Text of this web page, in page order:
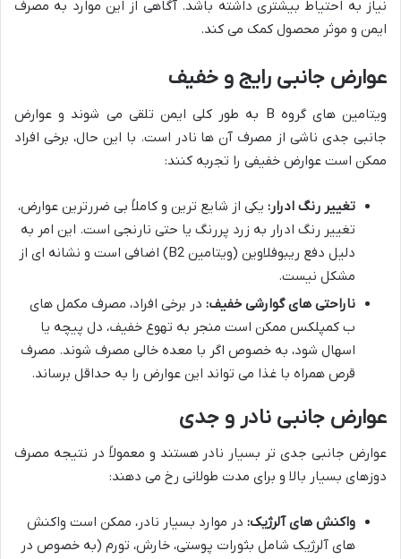
نیاز به احتیاط بیشتری داشته باشد. آگاهی از این موارد به مصرف
ایمن و موثر محصول کمک می کند.
عوارض جانبی رایج و خفیف
ویتامین های گروه B به طور کلی ایمن تلقی می شوند و عوارض
جانبی جدی ناشی از مصرف آن ها نادر است. با این حال، برخی افراد
ممکن است عوارض خفیفی را تجربه کنند:
تغییر رنگ ادرار: یکی از شایع ترین و کاملاً بی ضررترین عوارض،
تغییر رنگ ادرار به زرد پررنگ یا حتی نارنجی است. این امر به
دلیل دفع ریبوفلاوین (ویتامین B2) اضافی است و نشانه ای از
مشکل نیست.
ناراحتی های گوارشی خفیف: در برخی افراد، مصرف مکمل های
ب کمپلکس ممکن است منجر به تهوع خفیف، دل پیچه یا
اسهال شود، به خصوص اگر با معده خالی مصرف شوند. مصرف
قرص همراه با غذا می تواند این عوارض را به حداقل برساند.
عوارض جانبی نادر و جدی
عوارض جانبی جدی تر بسیار نادر هستند و معمولاً در نتیجه مصرف
دوزهای بسیار بالا و برای مدت طولانی رخ می دهند:
واکنش های آلرژیک: در موارد بسیار نادر، ممکن است واکنش
های آلرژیک شامل بثورات پوستی، خارش، تورم (به خصوص در